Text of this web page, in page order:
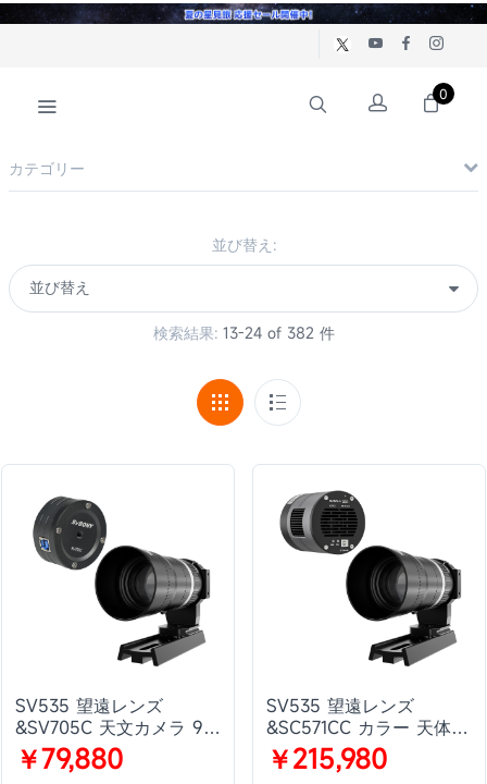
0
カテゴリー
並び替え:
検索結果: 13-24 of 382 件
SV535 望遠レンズ
&SV705C 天文カメラ 9周
年特別セット
￥79,880
SV535 望遠レンズ
&SC571CC カラー 天体写
真カメラ 9周年特別セッ
ト
￥215,980